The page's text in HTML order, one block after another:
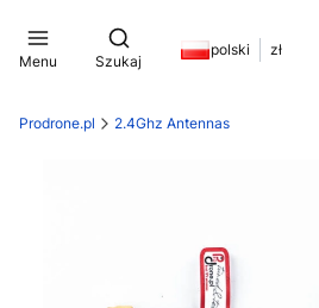
Menu
Otwórz wyszukiwarkę
Szukaj
polski zł
Prodrone.pl 2.4Ghz Antennas